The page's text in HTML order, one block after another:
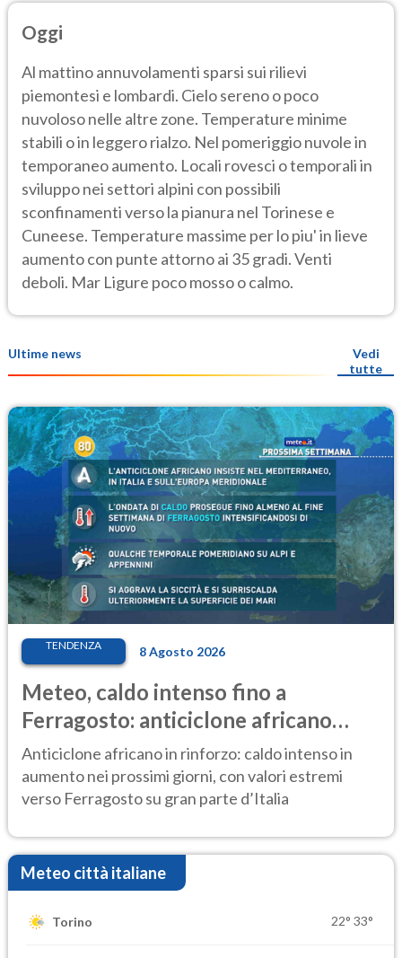
Oggi
Al mattino annuvolamenti sparsi sui rilievi
piemontesi e lombardi. Cielo sereno o poco
nuvoloso nelle altre zone. Temperature minime
stabili o in leggero rialzo. Nel pomeriggio nuvole in
temporaneo aumento. Locali rovesci o temporali in
sviluppo nei settori alpini con possibili
sconfinamenti verso la pianura nel Torinese e
Cuneese. Temperature massime per lo piu' in lieve
aumento con punte attorno ai 35 gradi. Venti
deboli. Mar Ligure poco mosso o calmo.
Ultime news
Vedi
tutte
TENDENZA 8 Agosto 2026
Meteo, caldo intenso fino a
Ferragosto: anticiclone africano
ancora protagonista
Anticiclone africano in rinforzo: caldo intenso in
aumento nei prossimi giorni, con valori estremi
verso Ferragosto su gran parte d’Italia
Meteo città italiane
Torino 22° 33°